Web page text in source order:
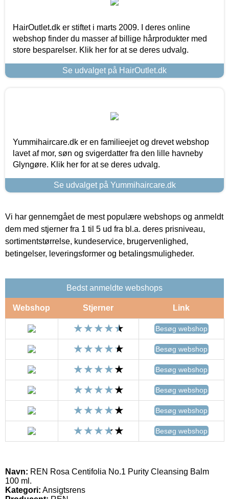
HairOutlet.dk er stiftet i marts 2009. I deres online
webshop finder du masser af billige hårprodukter med
store besparelser. Klik her for at se deres udvalg.
Se udvalget på HairOutlet.dk
Yummihaircare.dk er en familieejet og drevet webshop
lavet af mor, søn og svigerdatter fra den lille havneby
Glyngøre. Klik her for at se deres udvalg.
Se udvalget på Yummihaircare.dk
Vi har gennemgået de mest populære webshops og anmeldt
dem med stjerner fra 1 til 5 ud fra bl.a. deres prisniveau,
sortimentstørrelse, kundeservice, brugervenlighed,
betingelser, leveringsformer og betalingsmuligheder.
Bedst anmeldte webshops
Webshop Stjerner Link
Besøg webshop
Besøg webshop
Besøg webshop
Besøg webshop
Besøg webshop
Besøg webshop
Navn: REN Rosa Centifolia No.1 Purity Cleansing Balm
100 ml.
Kategori: Ansigtsrens